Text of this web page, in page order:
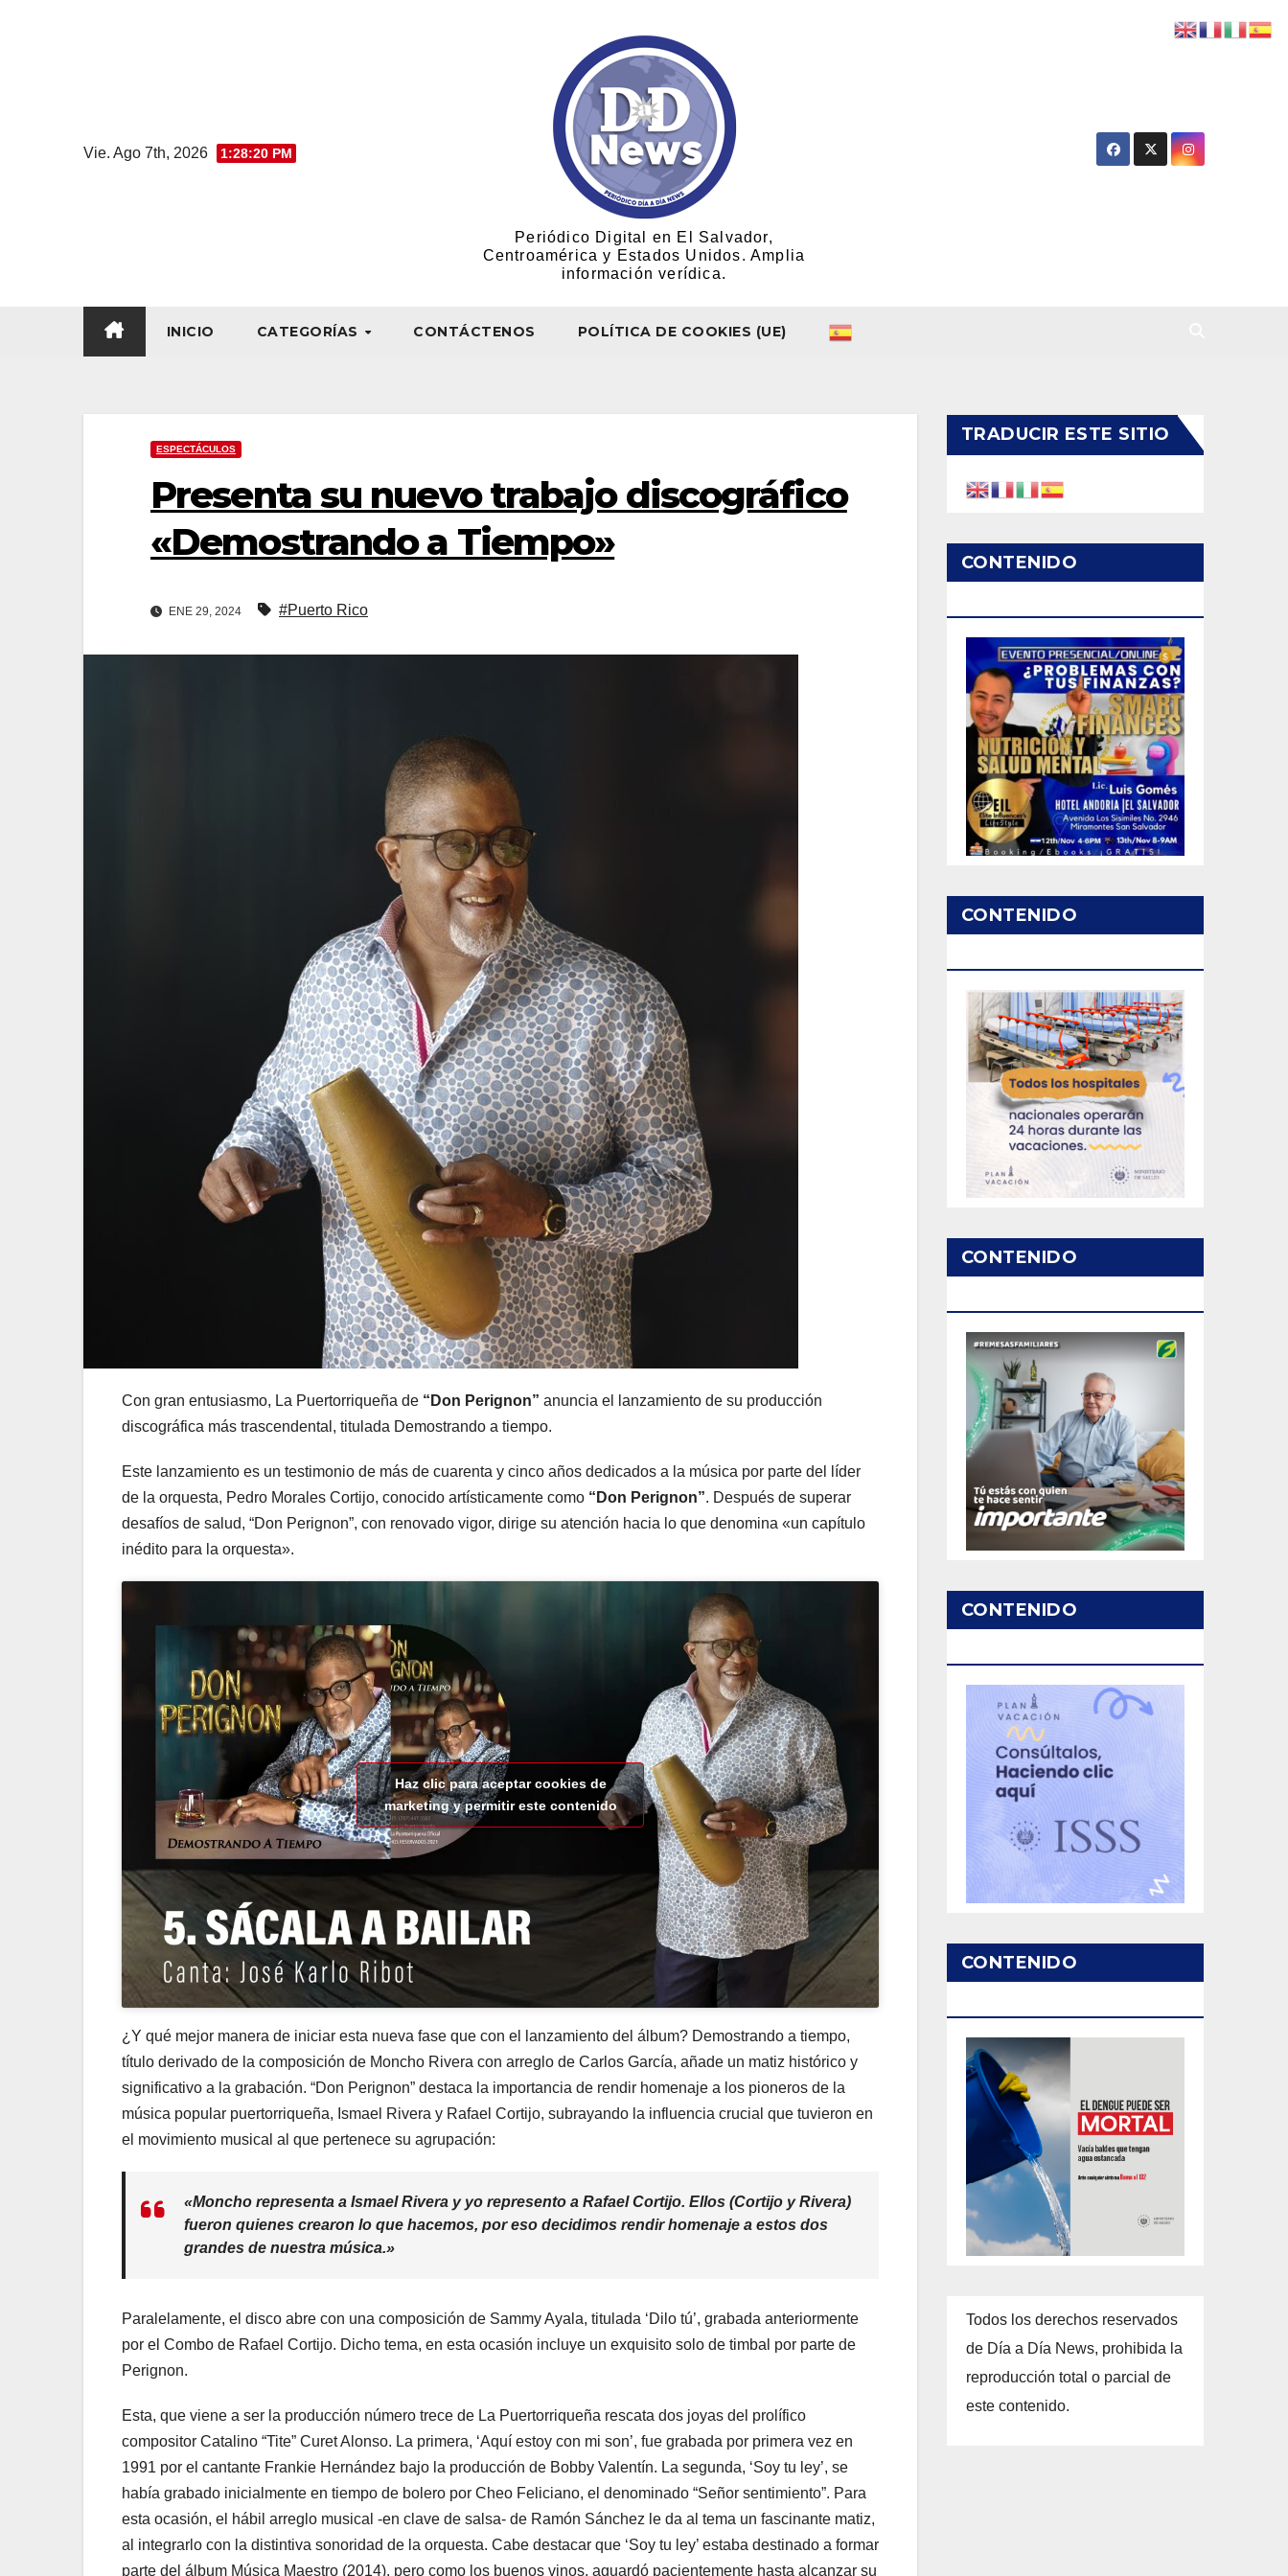
Vie. Ago 7th, 2026 1:28:21 PM
Periódico Digital en El Salvador,
Centroamérica y Estados Unidos. Amplia
información verídica.
INICIO CATEGORÍAS CONTÁCTENOS POLÍTICA DE COOKIES (UE)
ESPECTÁCULOS
Presenta su nuevo trabajo discográfico
«Demostrando a Tiempo»
ENE 29, 2024 #Puerto Rico
Con gran entusiasmo, La Puertorriqueña de “Don Perignon” anuncia el lanzamiento de su producción
discográfica más trascendental, titulada Demostrando a tiempo.
Este lanzamiento es un testimonio de más de cuarenta y cinco años dedicados a la música por parte del líder
de la orquesta, Pedro Morales Cortijo, conocido artísticamente como “Don Perignon”. Después de superar
desafíos de salud, “Don Perignon”, con renovado vigor, dirige su atención hacia lo que denomina «un capítulo
inédito para la orquesta».
Haz clic para aceptar cookies de
marketing y permitir este contenido
¿Y qué mejor manera de iniciar esta nueva fase que con el lanzamiento del álbum? Demostrando a tiempo,
título derivado de la composición de Moncho Rivera con arreglo de Carlos García, añade un matiz histórico y
significativo a la grabación. “Don Perignon” destaca la importancia de rendir homenaje a los pioneros de la
música popular puertorriqueña, Ismael Rivera y Rafael Cortijo, subrayando la influencia crucial que tuvieron en
el movimiento musical al que pertenece su agrupación:
«Moncho representa a Ismael Rivera y yo represento a Rafael Cortijo. Ellos (Cortijo y Rivera)
fueron quienes crearon lo que hacemos, por eso decidimos rendir homenaje a estos dos
grandes de nuestra música.»
Paralelamente, el disco abre con una composición de Sammy Ayala, titulada ‘Dilo tú’, grabada anteriormente
por el Combo de Rafael Cortijo. Dicho tema, en esta ocasión incluye un exquisito solo de timbal por parte de
Perignon.
Esta, que viene a ser la producción número trece de La Puertorriqueña rescata dos joyas del prolífico
compositor Catalino “Tite” Curet Alonso. La primera, ‘Aquí estoy con mi son’, fue grabada por primera vez en
1991 por el cantante Frankie Hernández bajo la producción de Bobby Valentín. La segunda, ‘Soy tu ley’, se
había grabado inicialmente en tiempo de bolero por Cheo Feliciano, el denominado “Señor sentimiento”. Para
esta ocasión, el hábil arreglo musical -en clave de salsa- de Ramón Sánchez le da al tema un fascinante matiz,
al integrarlo con la distintiva sonoridad de la orquesta. Cabe destacar que ‘Soy tu ley’ estaba destinado a formar
parte del álbum Música Maestro (2014), pero como los buenos vinos, aguardó pacientemente hasta alcanzar su
TRADUCIR ESTE SITIO
CONTENIDO
CONTENIDO
CONTENIDO
CONTENIDO
CONTENIDO
Todos los derechos reservados
de Día a Día News, prohibida la
reproducción total o parcial de
este contenido.